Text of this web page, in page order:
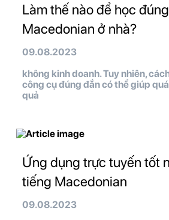
Làm thế nào để học
Macedonian ở nhà?
09.08.2023
không kinh doanh. Tuy nhiên,
công cụ đúng đắn có thể giúp
quả
Ứng dụng trực tuyến tốt
tiếng Macedonian
09.08.2023